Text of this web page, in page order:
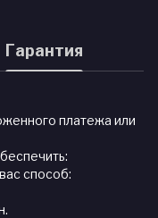
Гарантия
платежа или
способ: